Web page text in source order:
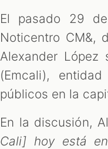
El pasado 29
Noticentro CM&,
Alexander López
(Emcali),
públicos en la
En la discusión,
Cali] hoy está